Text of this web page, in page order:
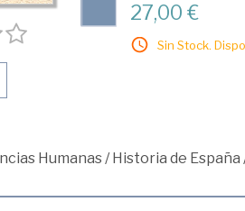
27,00 €
Sin Stock.
Humanas/Historia de España